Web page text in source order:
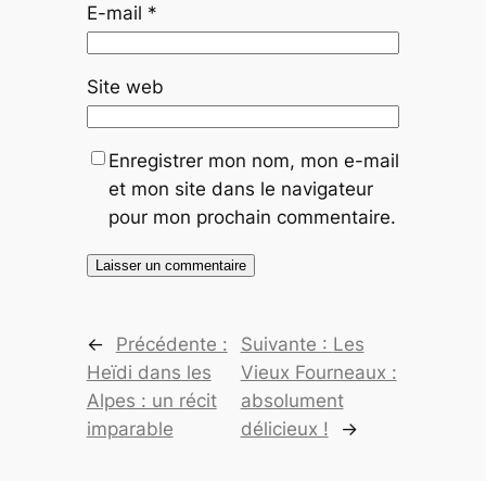
E-mail *
Site web
Enregistrer mon nom, mon e-mail
et mon site dans le navigateur
pour mon prochain commentaire.
←
Précédente :
Heïdi dans les
Alpes : un récit
imparable
Suivante : Les
Vieux Fourneaux :
absolument
délicieux !
→